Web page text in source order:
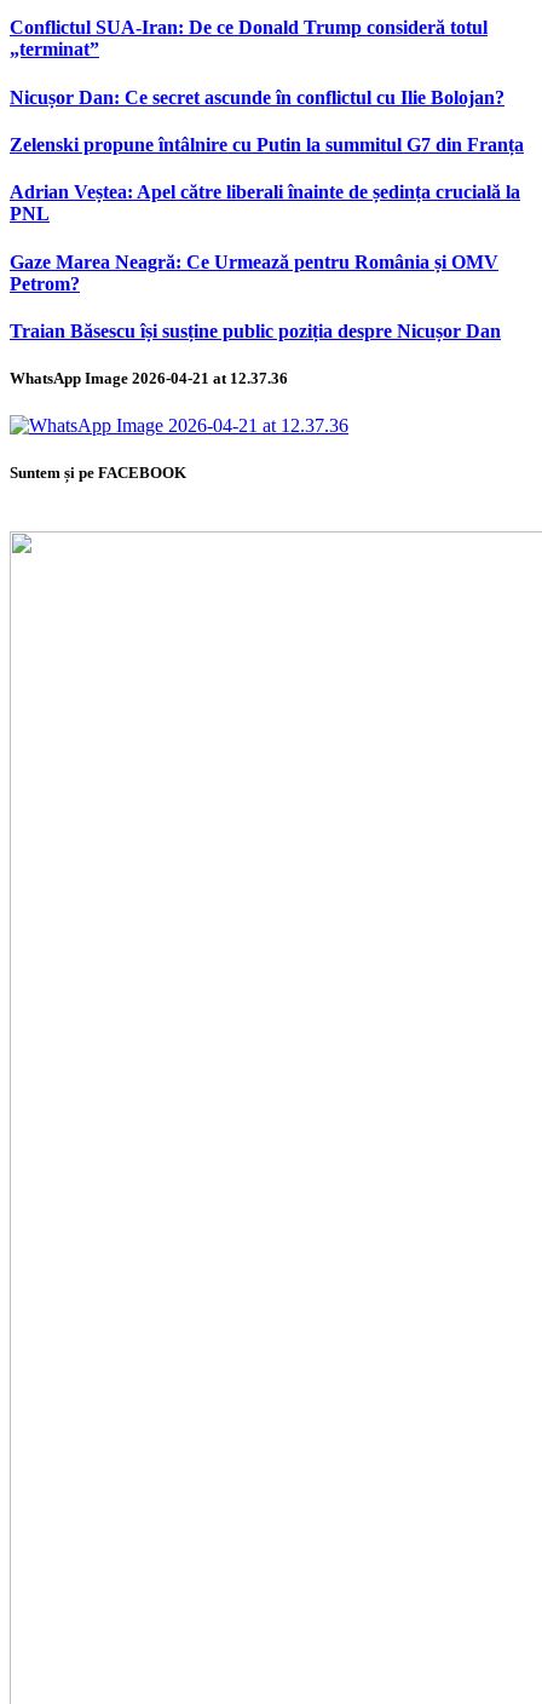
Conflictul SUA-Iran: De ce Donald Trump consideră totul
„terminat”
Nicușor Dan: Ce secret ascunde în conflictul cu Ilie Bolojan?
Zelenski propune întâlnire cu Putin la summitul G7 din Franța
Adrian Veștea: Apel către liberali înainte de ședința crucială la
PNL
Gaze Marea Neagră: Ce Urmează pentru România și OMV
Petrom?
Traian Băsescu își susține public poziția despre Nicușor Dan
WhatsApp Image 2026-04-21 at 12.37.36
Suntem și pe FACEBOOK